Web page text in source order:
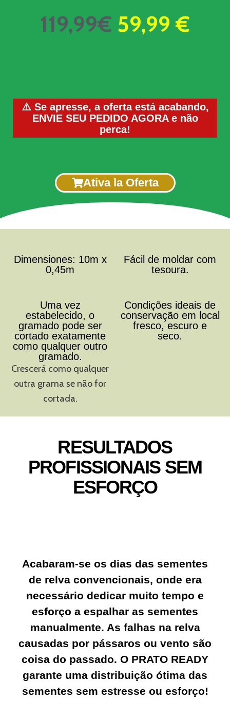
119,99€ 59,99 €
⚠️ Se apresse, a oferta está acabando,
ENVIE SEU PEDIDO AGORA e não
perca!
Ativa la Oferta
Dimensiones: 10m x
0,45m
Fácil de moldar com
tesoura.
Uma vez
estabelecido, o
gramado pode ser
cortado exatamente
como qualquer outro
gramado.
Crescerá como qualquer
outra grama se não for
cortada.
Condições ideais de
conservação em local
fresco, escuro e
seco.
RESULTADOS
PROFISSIONAIS SEM
ESFORÇO
Acabaram-se os dias das sementes
de relva convencionais, onde era
necessário dedicar muito tempo e
esforço a espalhar as sementes
manualmente. As falhas na relva
causadas por pássaros ou vento são
coisa do passado. O PRATO READY
garante uma distribuição ótima das
sementes sem estresse ou esforço!